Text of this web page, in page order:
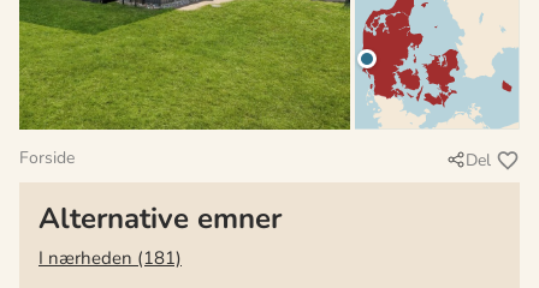
Forside Del
Alternative emner
I nærheden (181)